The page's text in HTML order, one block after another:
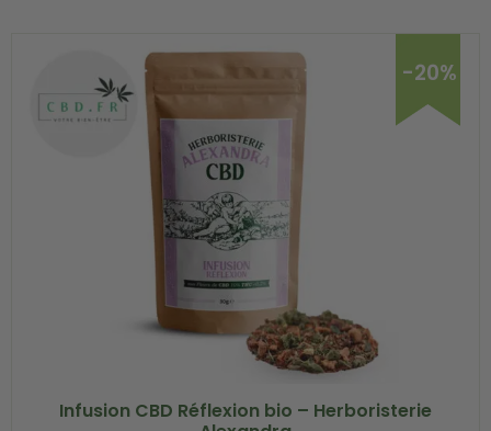
-20%
Infusion CBD Réflexion bio – Herboristerie